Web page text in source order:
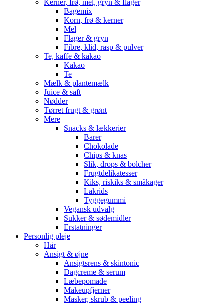
Kerner, frø, mel, gryn & flager
Bagemix
Korn, frø & kerner
Mel
Flager & gryn
Fibre, klid, rasp & pulver
Te, kaffe & kakao
Kakao
Te
Mælk & plantemælk
Juice & saft
Nødder
Tørret frugt & grønt
Mere
Snacks & lækkerier
Barer
Chokolade
Chips & knas
Slik, drops & bolcher
Frugtdelikatesser
Kiks, riskiks & småkager
Lakrids
Tyggegummi
Vegansk udvalg
Sukker & sødemidler
Erstatninger
Personlig pleje
Hår
Ansigt & øjne
Ansigtsrens & skintonic
Dagcreme & serum
Læbepomade
Makeupfjerner
Masker, skrub & peeling